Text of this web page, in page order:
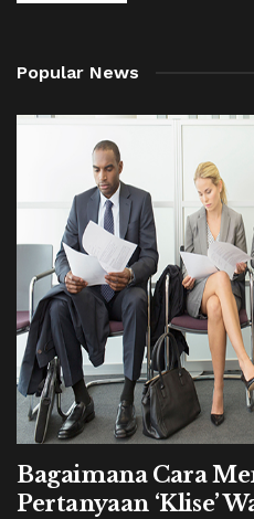
Popular News
Bagaimana Cara
Pertanyaan ‘Klise’